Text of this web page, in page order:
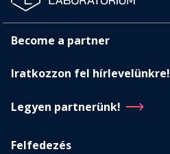
Become a partner
Iratkozzon fel hírlevelünkre!
Legyen partnerünk!
Felfedezés